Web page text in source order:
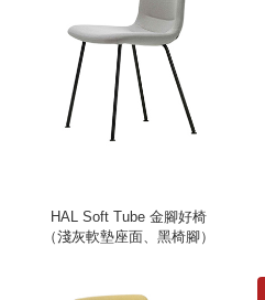
HAL Soft Tube 金腳好椅
（淺灰軟墊座面、黑椅腳）